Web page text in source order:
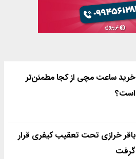
خرید ساعت مچی از کجا مطمئن‌تر
است؟
باقر خرازی تحت تعقیب کیفری قرار
گرفت